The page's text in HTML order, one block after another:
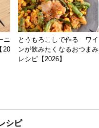
ニ
20
とうもろこしで作る ワイ
ンが飲みたくなるおつまみ
レシピ【2026】
シピ